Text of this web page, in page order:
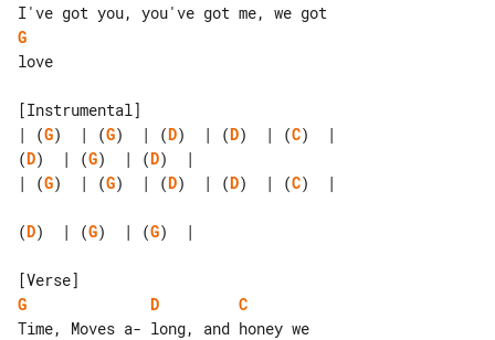
G
love
| (G)  | (G)  | (D)  | (D)  | (C
(D)  | (G)  | (D
| (G)  | (G)  | (D)  | (D)  | (C)  |
(D)  | (G)  | (G)  |
G
D
C